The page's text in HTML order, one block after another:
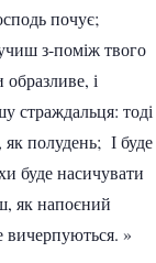
почує;
з-поміж твого
і
страждальця: тоді
як полудень; І буде
буде насичувати
як напоєний
вичерпуються. »